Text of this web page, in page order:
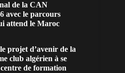
de la CAN
avec le parcours
attend le Maroc
projet d’avenir de la
club algérien à se
de formation